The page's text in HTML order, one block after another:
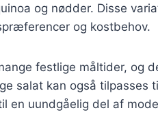
og nødder. Disse
og kostbehov.
festlige måltider, og
salat kan også tilpasses
en uundgåelig del af